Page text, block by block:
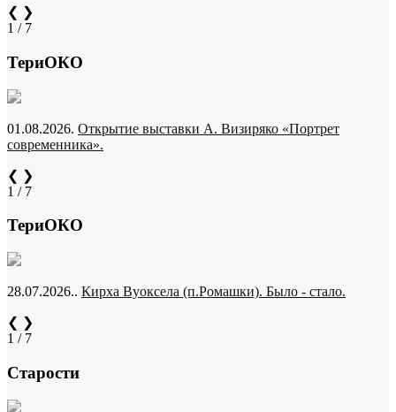
❮ ❯
1 / 7
ТериОКО
01.08.2026. Открытие выставки А. Визиряко «Портрет
современника».
❮ ❯
1 / 7
ТериОКО
28.07.2026.. Кирха Вуоксела (п.Ромашки). Было - стало.
❮ ❯
1 / 7
Старости